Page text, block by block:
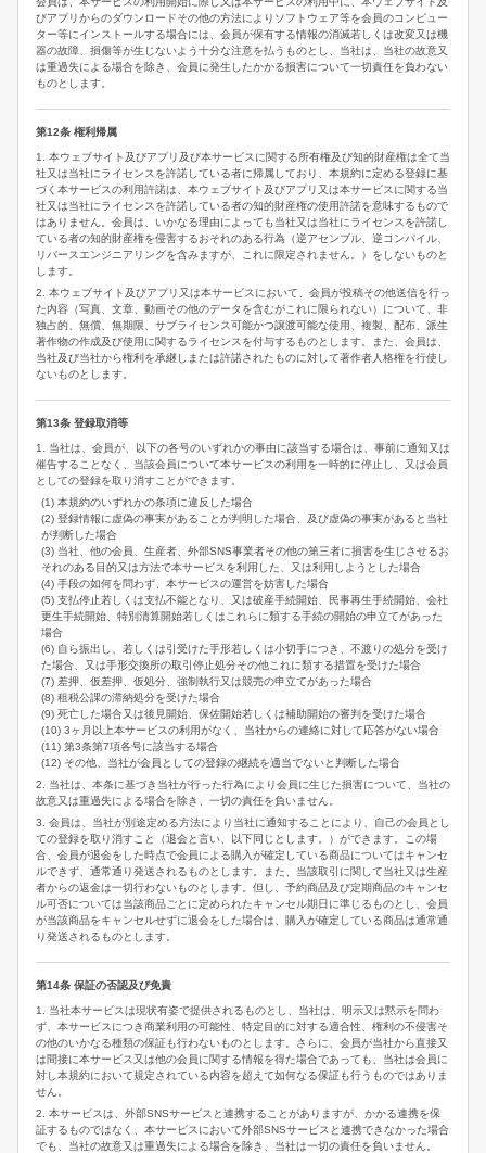
びアプリからのダウンロードその他の方法によりソフトウェア等を会員のコンピュー
ター等にインストールする場合には、会員が保有する情報の消滅若しくは改変又は機
器の故障、損傷等が生じないよう十分な注意を払うものとし、当社は、当社の故意又
は重過失による場合を除き、会員に発生したかかる損害について一切責任を負わない
ものとします。
第12条 権利帰属
1. 本ウェブサイト及びアプリ及び本サービスに関する所有権及び知的財産権は全て当
社又は当社にライセンスを許諾している者に帰属しており、本規約に定める登録に基
づく本サービスの利用許諾は、本ウェブサイト及びアプリ又は本サービスに関する当
社又は当社にライセンスを許諾している者の知的財産権の使用許諾を意味するもので
はありません。会員は、いかなる理由によっても当社又は当社にライセンスを許諾し
ている者の知的財産権を侵害するおそれのある行為（逆アセンブル、逆コンパイル、
リバースエンジニアリングを含みますが、これに限定されません。）をしないものと
します。
2. 本ウェブサイト及びアプリ又は本サービスにおいて、会員が投稿その他送信を行っ
た内容（写真、文章、動画その他のデータを含むがこれに限られない）について、非
独占的、無償、無期限、サブライセンス可能かつ譲渡可能な使用、複製、配布、派生
著作物の作成及び使用に関するライセンスを付与するものとします。また、会員は、
当社及び当社から権利を承継しまたは許諾されたものに対して著作者人格権を行使し
ないものとします。
第13条 登録取消等
1. 当社は、会員が、以下の各号のいずれかの事由に該当する場合は、事前に通知又は
催告することなく、当該会員について本サービスの利用を一時的に停止し、又は会員
としての登録を取り消すことができます。
(1) 本規約のいずれかの条項に違反した場合
(2) 登録情報に虚偽の事実があることが判明した場合、及び虚偽の事実があると当社
が判断した場合
(3) 当社、他の会員、生産者、外部SNS事業者その他の第三者に損害を生じさせるお
それのある目的又は方法で本サービスを利用した、又は利用しようとした場合
(4) 手段の如何を問わず、本サービスの運営を妨害した場合
(5) 支払停止若しくは支払不能となり、又は破産手続開始、民事再生手続開始、会社
更生手続開始、特別清算開始若しくはこれらに類する手続の開始の申立てがあった
場合
(6) 自ら振出し、若しくは引受けた手形若しくは小切手につき、不渡りの処分を受け
た場合、又は手形交換所の取引停止処分その他これに類する措置を受けた場合
(7) 差押、仮差押、仮処分、強制執行又は競売の申立てがあった場合
(8) 租税公課の滞納処分を受けた場合
(9) 死亡した場合又は後見開始、保佐開始若しくは補助開始の審判を受けた場合
(10) 3ヶ月以上本サービスの利用がなく、当社からの連絡に対して応答がない場合
(11) 第3条第7項各号に該当する場合
(12) その他、当社が会員としての登録の継続を適当でないと判断した場合
2. 当社は、本条に基づき当社が行った行為により会員に生じた損害について、当社の
故意又は重過失による場合を除き、一切の責任を負いません。
3. 会員は、当社が別途定める方法により当社に通知することにより、自己の会員とし
ての登録を取り消すこと（退会と言い、以下同じとします。）ができます。この場
合、会員が退会をした時点で会員による購入が確定している商品についてはキャンセ
ルできず、通常通り発送されるものとします。また、当該取引に関して当社又は生産
者からの返金は一切行わないものとします。但し、予約商品及び定期商品のキャンセ
ル可否については当該商品ごとに定められたキャンセル期日に準じるものとし、会員
が当該商品をキャンセルせずに退会をした場合は、購入が確定している商品は通常通
り発送されるものとします。
第14条 保証の否認及び免責
1. 当社本サービスは現状有姿で提供されるものとし、当社は、明示又は黙示を問わ
ず、本サービスにつき商業利用の可能性、特定目的に対する適合性、権利の不侵害そ
の他のいかなる種類の保証も行わないものとします。さらに、会員が当社から直接又
は間接に本サービス又は他の会員に関する情報を得た場合であっても、当社は会員に
対し本規約において規定されている内容を超えて如何なる保証も行うものではありま
せん。
2. 本サービスは、外部SNSサービスと連携することがありますが、かかる連携を保
証するものではなく、本サービスにおいて外部SNSサービスと連携できなかった場合
でも、当社の故意又は重過失による場合を除き、当社は一切の責任を負いません。